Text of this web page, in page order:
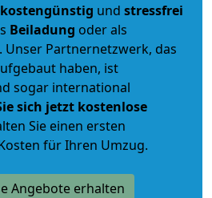
kostengünstig und stressfrei
Beiladung oder als
. Unser Partnernetzwerk, das
haben, ist
sogar international
sich jetzt kostenlose
Sie einen ersten
für Ihren Umzug.
Angebote erhalten